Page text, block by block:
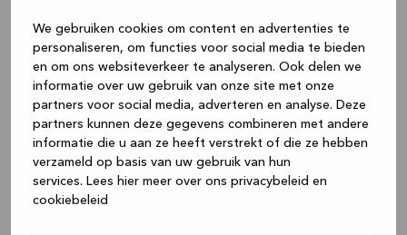
We gebruiken cookies om content en advertenties te
personaliseren, om functies voor social media te bieden
en om ons websiteverkeer te analyseren. Ook delen we
informatie over uw gebruik van onze site met onze
partners voor social media, adverteren en analyse. Deze
partners kunnen deze gegevens combineren met andere
informatie die u aan ze heeft verstrekt of die ze hebben
verzameld op basis van uw gebruik van hun
services. Lees hier meer over ons privacybeleid en
cookiebeleid